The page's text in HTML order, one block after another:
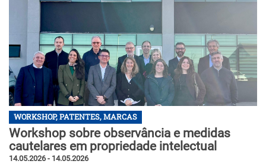
WORKSHOP, PATENTES, MARCAS
Workshop sobre observância e medidas
cautelares em propriedade intelectual
14.05.2026 - 14.05.2026